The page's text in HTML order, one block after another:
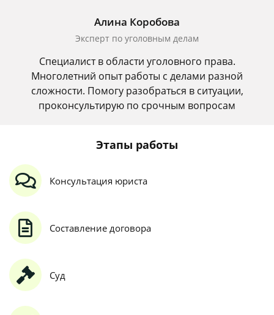
Алина Коробова
Эксперт по уголовным делам
Специалист в области уголовного права.
Многолетний опыт работы с делами разной
сложности. Помогу разобраться в ситуации,
проконсультирую по срочным вопросам
Этапы работы
Консультация юриста
Составление договора
Суд